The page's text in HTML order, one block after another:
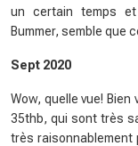
un certain temps et
Bummer, semble que
Sept 2020
Wow, quelle vue!
35thb, qui sont très
très raisonnablement